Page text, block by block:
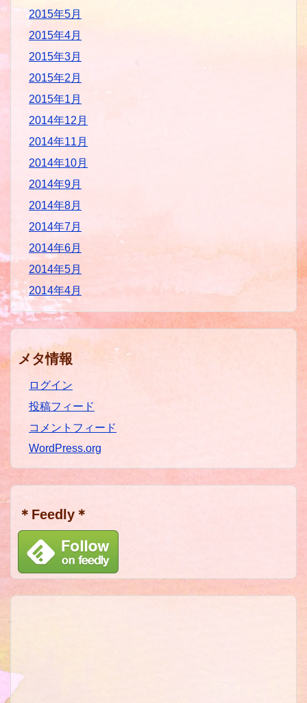
2015年5月
2015年4月
2015年3月
2015年2月
2015年1月
2014年12月
2014年11月
2014年10月
2014年9月
2014年8月
2014年7月
2014年6月
2014年5月
2014年4月
メタ情報
ログイン
投稿フィード
コメントフィード
WordPress.org
＊Feedly＊